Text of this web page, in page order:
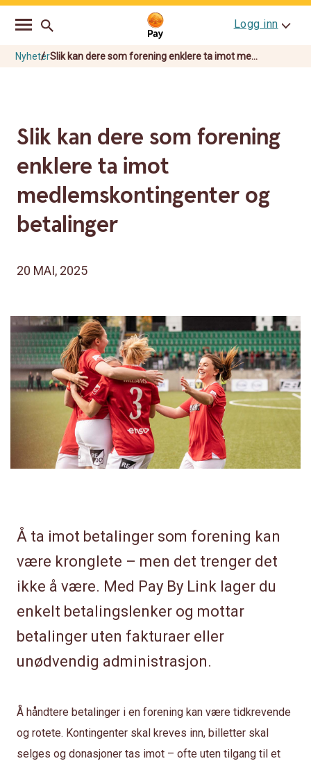
Go
navigation
Skip
Logg inn
NyheterSlik kan dere som forening enklere ta imot me...
Slik kan dere som forening
enklere ta imot
medlemskontingenter og
betalinger
20 MAI, 2025
Å ta imot betalinger som forening kan
være kronglete – men det trenger det
ikke å være. Med Pay By Link lager du
enkelt betalingslenker og mottar
betalinger uten fakturaer eller
unødvendig administrasjon.
Å håndtere betalinger i en forening kan være tidkrevende
og rotete. Kontingenter skal kreves inn, billetter skal
selges og donasjoner tas imot – ofte uten tilgang til et